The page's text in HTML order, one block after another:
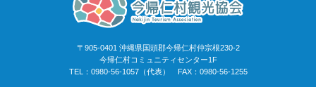
〒905-0401 沖縄県国頭郡今帰仁村仲宗根230-2
今帰仁村コミュニティセンター1F
TEL：0980-56-1057（代表） FAX：0980-56-1255